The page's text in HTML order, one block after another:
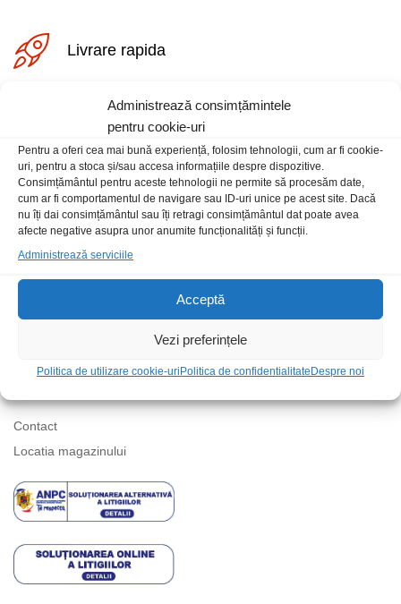
Administrează consimțămintele
pentru cookie-uri
Pentru a oferi cea mai bună experiență, folosim tehnologii, cum ar fi cookie-
uri, pentru a stoca și/sau accesa informațiile despre dispozitive.
Consimțământul pentru aceste tehnologii ne permite să procesăm date,
cum ar fi comportamentul de navigare sau ID-uri unice pe acest site. Dacă
nu îți dai consimțământul sau îți retragi consimțământul dat poate avea
afecte negative asupra unor anumite funcționalități și funcții.
Administrează serviciile
Acceptă
Vezi preferințele
Politica de utilizare cookie-uri Politica de confidentialitate Despre noi
Livrare rapida
Posibilitate retur
Plata securizata
Suport telefonic
Informatii
Contact
Locatia magazinului